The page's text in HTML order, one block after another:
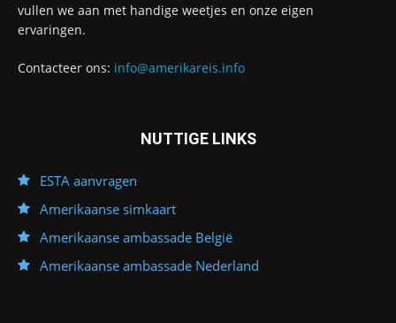
vullen we aan met handige weetjes en onze eigen
ervaringen.
Contacteer ons: info@amerikareis.info
NUTTIGE LINKS
ESTA aanvragen
Amerikaanse simkaart
Amerikaanse ambassade België
Amerikaanse ambassade Nederland